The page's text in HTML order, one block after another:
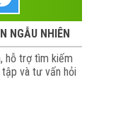
NGẪU NHIÊN
hỗ trợ tìm kiếm
và tư vấn hỏi